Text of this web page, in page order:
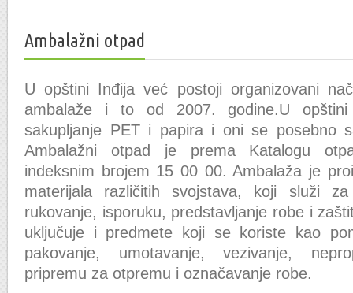
Ambalažni otpad
U opštini Inđija već postoji organizovani
ambalaže i to od 2007. godine.U
sakupljanje PET i papira i oni se posebno
Ambalažni otpad je prema Katalogu
indeksnim brojem 15 00 00. Ambalaža je
materijala različitih svojstava, koji služi
rukovanje, isporuku, predstavljanje robe i
uključuje i predmete koji se koriste kao
pakovanje, umotavanje, vezivanje,
pripremu za otpremu i označavanje robe.